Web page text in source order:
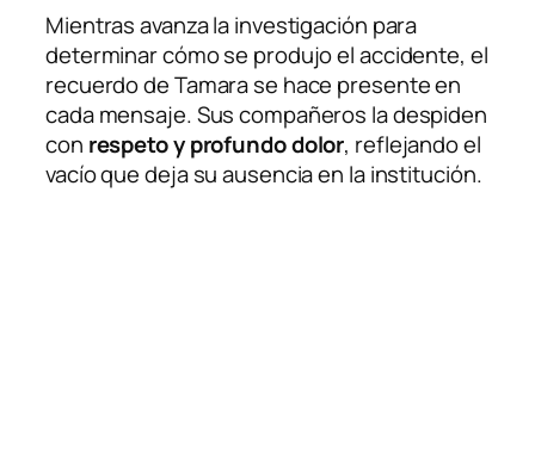
Mientras avanza la investigación para
determinar cómo se produjo el accidente, el
recuerdo de Tamara se hace presente en
cada mensaje. Sus compañeros la despiden
con respeto y profundo dolor, reflejando el
vacío que deja su ausencia en la institución.